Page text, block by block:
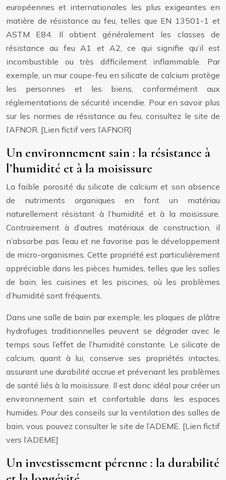
européennes et internationales les plus exigeantes en
matière de résistance au feu, telles que EN 13501-1 et
ASTM E84. Il obtient généralement les classes de
résistance au feu A1 et A2, ce qui signifie qu’il est
incombustible ou très difficilement inflammable. Par
exemple, un mur coupe-feu en silicate de calcium protège
les personnes et les biens, conformément aux
réglementations de sécurité incendie. Pour en savoir plus
sur les normes de résistance au feu, consultez le site de
l’AFNOR. [Lien fictif vers l’AFNOR]
Un environnement sain : la résistance à
l’humidité et à la moisissure
La faible porosité du silicate de calcium et son absence
de nutriments organiques en font un matériau
naturellement résistant à l’humidité et à la moisissure.
Contrairement à d’autres matériaux de construction, il
n’absorbe pas l’eau et ne favorise pas le développement
de micro-organismes. Cette propriété est particulièrement
appréciable dans les pièces humides, telles que les salles
de bain, les cuisines et les piscines, où les problèmes
d’humidité sont fréquents.
Dans une salle de bain par exemple, les plaques de plâtre
hydrofuges traditionnelles peuvent se dégrader avec le
temps sous l’effet de l’humidité constante. Le silicate de
calcium, quant à lui, conserve ses propriétés intactes,
assurant une durabilité accrue et prévenant les problèmes
de santé liés à la moisissure. Il est donc idéal pour créer un
environnement sain et confortable dans les espaces
humides. Pour des conseils sur la ventilation des salles de
bain, vous pouvez consulter le site de l’ADEME. [Lien fictif
vers l’ADEME]
Un investissement pérenne : la durabilité